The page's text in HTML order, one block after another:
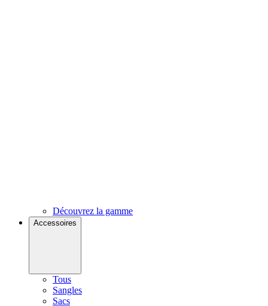
Découvrez la gamme
Accessoires
Tous
Sangles
Sacs